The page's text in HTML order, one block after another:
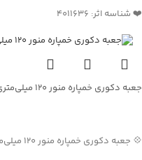
❤️ شناسه اثر: 4011636
جعبه دکوری خمپاره منور ۱۲۰ میلی‌متری M1
💠 جعبه دکوری خمپاره منور ۱۲۰ میلی‌متری M1